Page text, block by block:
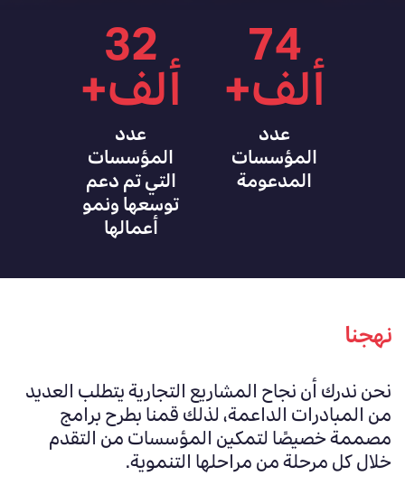
74
ألف+
عدد
المؤسسات
المدعومة
32
ألف+
عدد
المؤسسات
التي تم دعم
توسعها ونمو
أعمالها
نهجنا
نحن ندرك أن نجاح المشاريع التجارية يتطلب العديد
من المبادرات الداعمة، لذلك قمنا بطرح برامج
مصممة خصيصًا لتمكين المؤسسات من التقدم
خلال كل مرحلة من مراحلها التنموية.